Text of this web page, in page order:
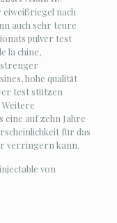
nach
auch sehr teure
pulver test
la chine,
hohe qualität
test stützen
Weitere
eine auf zehn Jahre
für das
verringern kann.